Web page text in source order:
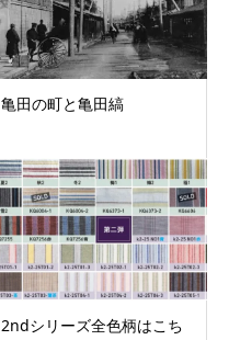
亀田の町と亀田縞
2ndシリーズ全色柄はこち